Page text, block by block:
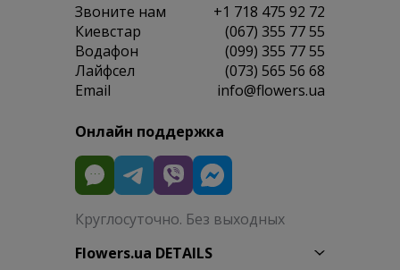
Звоните нам
+1 718 475 92 72
Киевстар
(067) 355 77 55
Водафон
(099) 355 77 55
Лайфсел
(073) 565 56 68
Email
info@flowers.ua
Онлайн поддержка
Круглосуточно. Без выходных
Flowers.ua DETAILS